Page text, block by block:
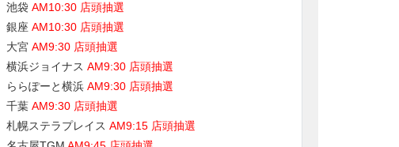
池袋 AM10:30 店頭抽選
銀座 AM10:30 店頭抽選
大宮 AM9:30 店頭抽選
横浜ジョイナス AM9:30 店頭抽選
ららぽーと横浜 AM9:30 店頭抽選
千葉 AM9:30 店頭抽選
札幌ステラプレイス AM9:15 店頭抽選